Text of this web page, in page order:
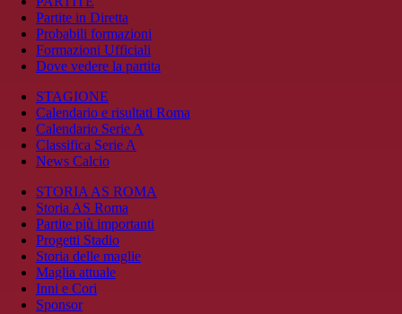
Partite in Diretta
Probabili formazioni
Formazioni Ufficiali
Dove vedere la partita
STAGIONE
Calendario e risultati Roma
Calendario Serie A
Classifica Serie A
News Calcio
STORIA AS ROMA
Storia AS Roma
Partite più importanti
Progetti Stadio
Storia delle maglie
Maglia attuale
Inni e Cori
Sponsor